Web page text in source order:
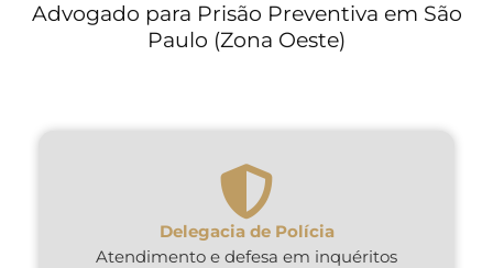
Advogado para Prisão Preventiva em São
Paulo (Zona Oeste)
Delegacia de Polícia
Atendimento e defesa em inquéritos